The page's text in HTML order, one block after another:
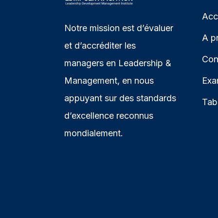
Notre mission est d’évaluer
et d’accréditer les
managers en Leadership &
Management, en nous
appuyant sur des standards
d’excellence reconnus
mondialement.
A